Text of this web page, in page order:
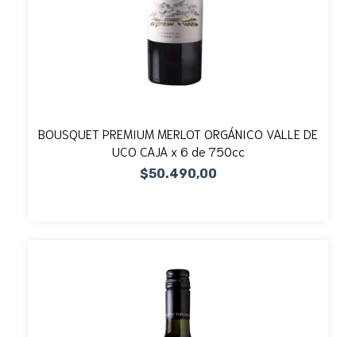
BOUSQUET PREMIUM MERLOT ORGÁNICO VALLE DE
UCO CAJA x 6 de 750cc
$50.490,00